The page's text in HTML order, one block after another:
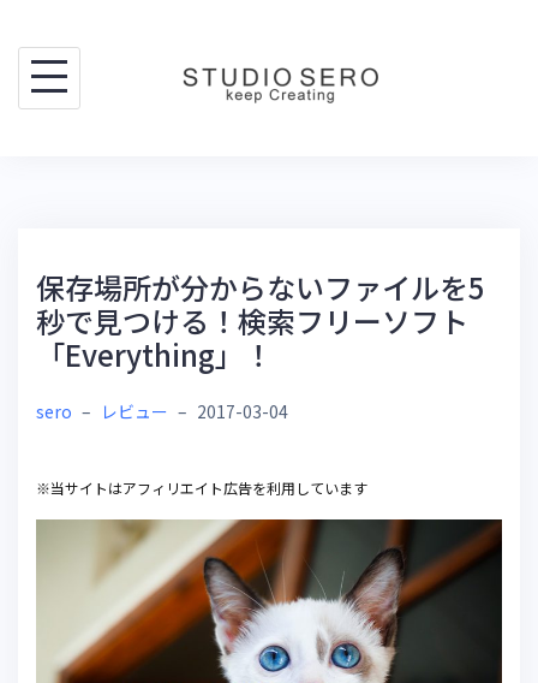
content
保存場所が分からないファイルを5
秒で見つける！検索フリーソフト
「Everything」！
sero – レビュー – 2017-03-04
※当サイトはアフィリエイト広告を利用しています